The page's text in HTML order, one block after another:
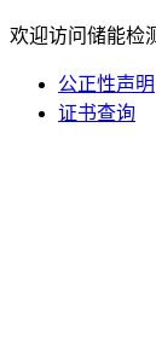
欢迎访问储能检
公正性声明
证书查询